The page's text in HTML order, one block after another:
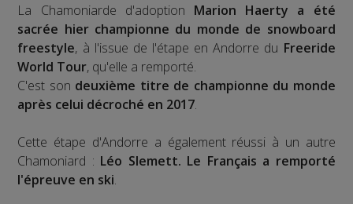
La Chamoniarde d'adoption Marion Haerty a été
sacrée hier championne du monde de snowboard
freestyle, à l'issue de l'étape en Andorre du Freeride
World Tour, qu'elle a remporté.
C'est son deuxième titre de championne du monde
après celui décroché en 2017.
Cette étape d'Andorre a également réussi à un autre
Chamoniard : Léo Slemett. Le Français a remporté
l'épreuve en ski.